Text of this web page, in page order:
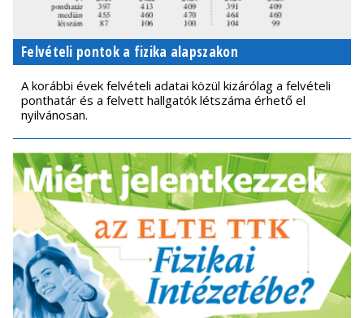
Felvételi pontok a fizika alapszakon
A korábbi évek felvételi adatai közül kizárólag a felvételi
ponthatár és a felvett hallgatók létszáma érhető el
nyilvánosan.